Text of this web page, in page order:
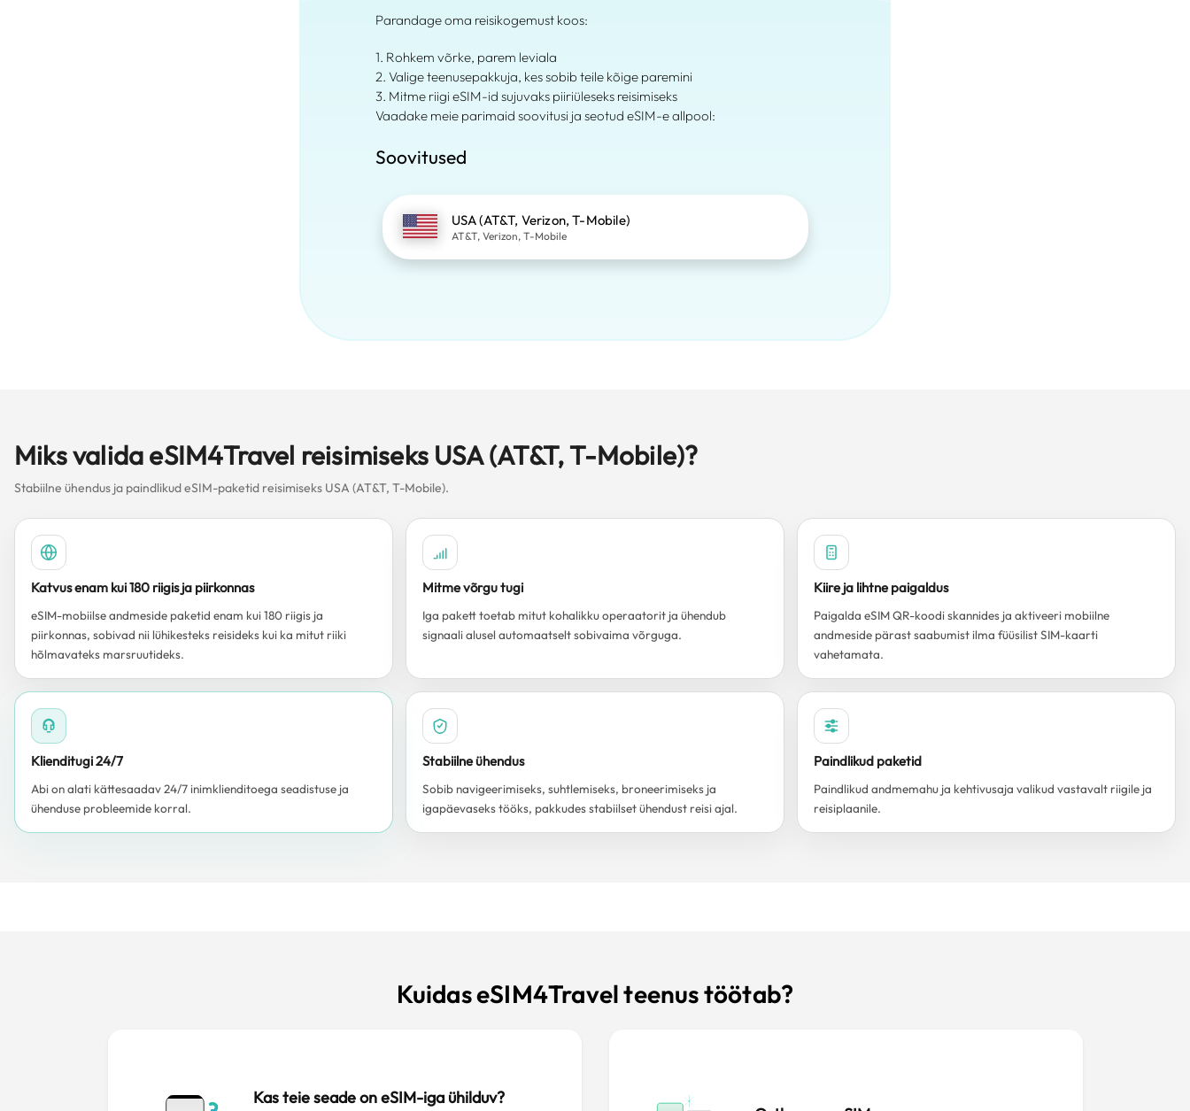
Parandage oma reisikogemust koos:
1. Rohkem võrke, parem leviala
2. Valige teenusepakkuja, kes sobib teile kõige paremini
3. Mitme riigi eSIM-id sujuvaks piiriüleseks reisimiseks
Vaadake meie parimaid soovitusi ja seotud eSIM-e allpool:
Soovitused
USA (AT&T, Verizon, T-Mobile)
AT&T, Verizon, T-Mobile
Miks valida eSIM4Travel reisimiseks USA (AT&T, T-Mobile)?
Stabiilne ühendus ja paindlikud eSIM-paketid reisimiseks USA (AT&T, T-Mobile).
Katvus enam kui 180 riigis ja piirkonnas
eSIM-mobiilse andmeside paketid enam kui 180 riigis ja
piirkonnas, sobivad nii lühikesteks reisideks kui ka mitut riiki
hõlmavateks marsruutideks.
Mitme võrgu tugi
Iga pakett toetab mitut kohalikku operaatorit ja ühendub
signaali alusel automaatselt sobivaima võrguga.
Kiire ja lihtne paigaldus
Paigalda eSIM QR-koodi skannides ja aktiveeri mobiilne
andmeside pärast saabumist ilma füüsilist SIM-kaarti
vahetamata.
Klienditugi 24/7
Abi on alati kättesaadav 24/7 inimklienditoega seadistuse ja
ühenduse probleemide korral.
Stabiilne ühendus
Sobib navigeerimiseks, suhtlemiseks, broneerimiseks ja
igapäevaseks tööks, pakkudes stabiilset ühendust reisi ajal.
Paindlikud paketid
Paindlikud andmemahu ja kehtivusaja valikud vastavalt riigile ja
reisiplaanile.
Kuidas eSIM4Travel teenus töötab?
Kas teie seade on eSIM-iga ühilduv?